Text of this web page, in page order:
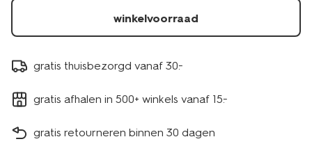
winkelvoorraad
gratis thuisbezorgd vanaf 30.-
gratis afhalen in 500+ winkels vanaf 15.-
gratis retourneren binnen 30 dagen